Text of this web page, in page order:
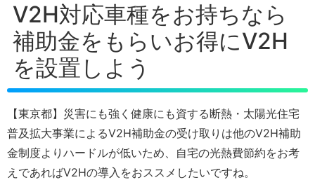
V2H対応車種をお持ちなら
補助金をもらいお得にV2H
を設置しよう
【東京都】災害にも強く健康にも資する断熱・太陽光住宅
普及拡大事業によるV2H補助金の受け取りは他のV2H補助
金制度よりハードルが低いため、自宅の光熱費節約をお考
えであればV2Hの導入をおススメしたいですね。